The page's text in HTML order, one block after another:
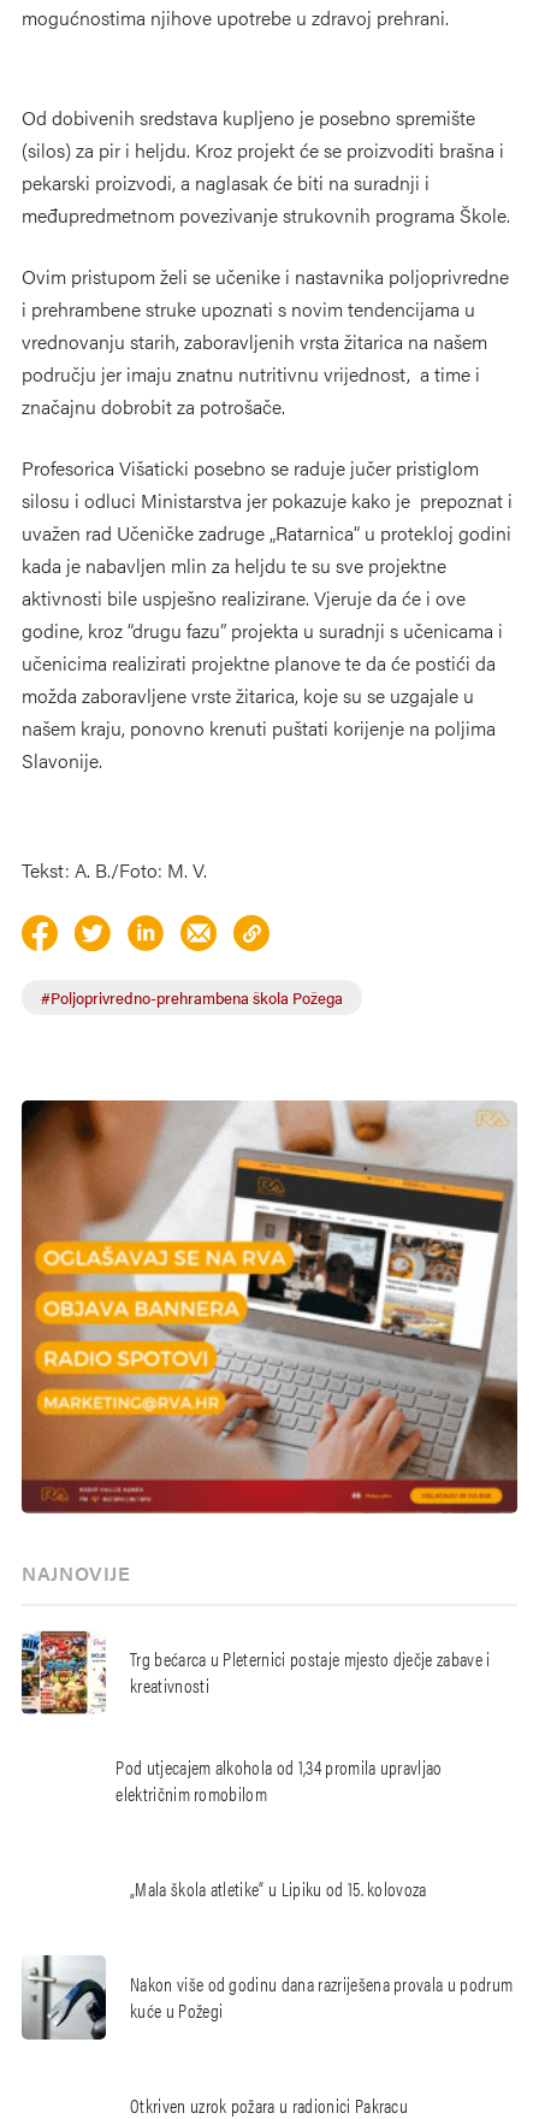
mogućnostima njihove upotrebe u zdravoj prehrani.
Od dobivenih sredstava kupljeno je posebno spremište
(silos) za pir i heljdu. Kroz projekt će se proizvoditi brašna i
pekarski proizvodi, a naglasak će biti na suradnji i
međupredmetnom povezivanje strukovnih programa Škole.
Ovim pristupom želi se učenike i nastavnika poljoprivredne
i prehrambene struke upoznati s novim tendencijama u
vrednovanju starih, zaboravljenih vrsta žitarica na našem
području jer imaju znatnu nutritivnu vrijednost, a time i
značajnu dobrobit za potrošače.
Profesorica Višaticki posebno se raduje jučer pristiglom
silosu i odluci Ministarstva jer pokazuje kako je prepoznat i
uvažen rad Učeničke zadruge „Ratarnica“ u protekloj godini
kada je nabavljen mlin za heljdu te su sve projektne
aktivnosti bile uspješno realizirane. Vjeruje da će i ove
godine, kroz “drugu fazu” projekta u suradnji s učenicama i
učenicima realizirati projektne planove te da će postići da
možda zaboravljene vrste žitarica, koje su se uzgajale u
našem kraju, ponovno krenuti puštati korijenje na poljima
Slavonije.
Tekst: A. B./Foto: M. V.
#Poljoprivredno-prehrambena škola Požega
NAJNOVIJE
Trg bećarca u Pleternici postaje mjesto dječje zabave i
kreativnosti
Pod utjecajem alkohola od 1,34 promila upravljao
električnim romobilom
„Mala škola atletike“ u Lipiku od 15. kolovoza
Nakon više od godinu dana razriješena provala u podrum
kuće u Požegi
Otkriven uzrok požara u radionici Pakracu